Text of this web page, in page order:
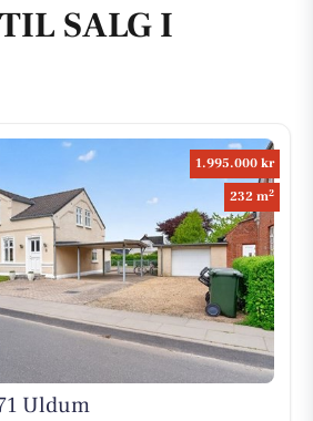
SALG I
1.995.000 kr
232 m2
Uldum